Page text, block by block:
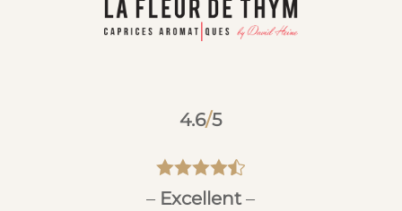
4.6/5

– Excellent–